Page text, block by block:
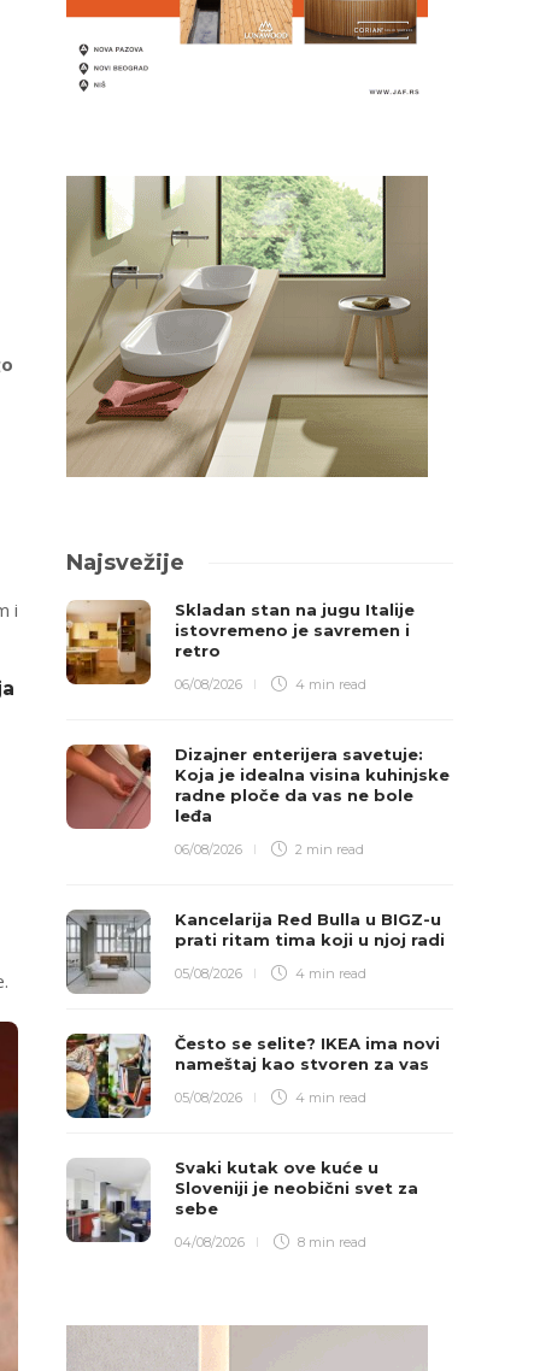
i
Najsvežije
Skladan stan na jugu Italije
istovremeno je savremen i
retro
06/08/2026 4 min read
Dizajner enterijera savetuje:
Koja je idealna visina kuhinjske
radne ploče da vas ne bole
leđa
06/08/2026 2 min read
Kancelarija Red Bulla u BIGZ-u
prati ritam tima koji u njoj radi
05/08/2026 4 min read
Često se selite? IKEA ima novi
nameštaj kao stvoren za vas
05/08/2026 4 min read
Svaki kutak ove kuće u
Sloveniji je neobični svet za
sebe
04/08/2026 8 min read